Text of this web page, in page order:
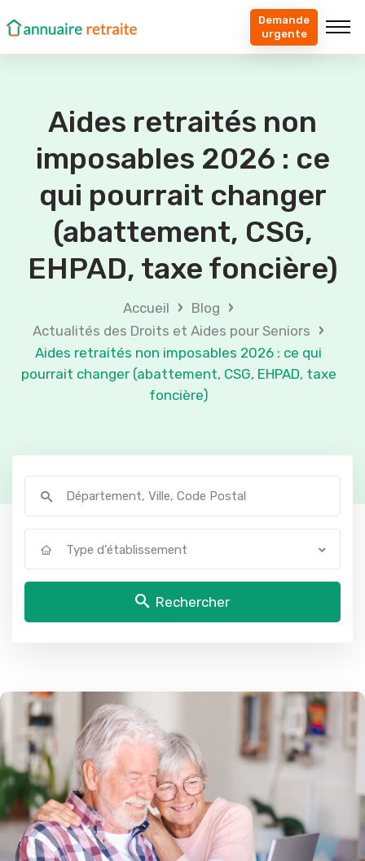
Demande
urgente
Aides retraités non
imposables 2026 : ce
qui pourrait changer
(abattement, CSG,
EHPAD, taxe foncière)
Accueil › Blog ›
Actualités des Droits et Aides pour Seniors ›
Aides retraités non imposables 2026 : ce qui
pourrait changer (abattement, CSG, EHPAD, taxe
foncière)
Type d'établissement
Rechercher